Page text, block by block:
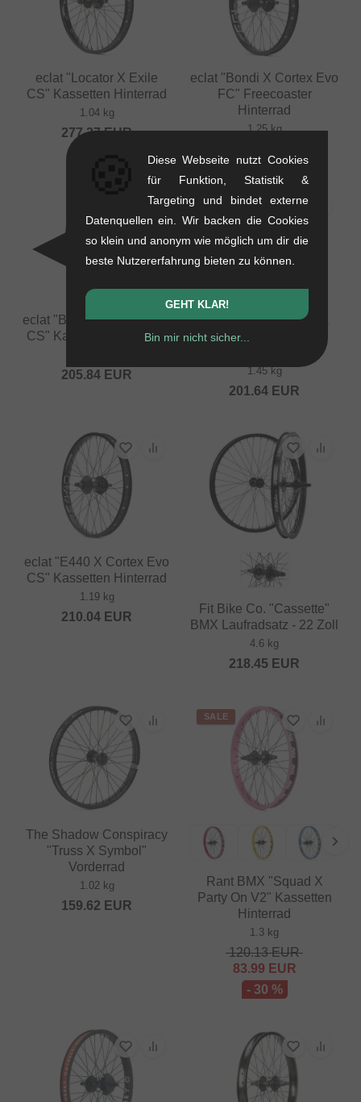
eclat "Locator X Exile
CS" Kassetten Hinterrad
1.04 kg
277.27EUR
eclat "Bondi X Cortex Evo
FC" Freecoaster
Hinterrad
1.25 kg
eclat "Bondi X Cortex Evo
CS" Kassetten Hinterrad
205.84 EUR
eclat "Trippin X Cortex
Evo FC" Freecoaster
1.45 kg
201.64 EUR
eclat "E440 X Cortex Evo
CS" Kassetten Hinterrad
1.19 kg
210.04 EUR
Fit Bike Co. "Cassette"
BMX Laufradsatz - 22 Zoll
4.6 kg
218.45 EUR
The Shadow Conspiracy
"Truss X Symbol"
Vorderrad
1.02 kg
159.62 EUR
SALE
Rant BMX "Squad X
Party On V2" Kassetten
Hinterrad
1.3 kg
120.13EUR
83.99 EUR
- 30 %
Diese Webseite nutzt Cookies
für Funktion, Statistik &
Targeting und bindet externe
Datenquellen ein. Wir backen die Cookies
so klein und anonym wie möglich um dir die
beste Nutzererfahrung bieten zu können.
GEHT KLAR!
Bin mir nicht sicher...